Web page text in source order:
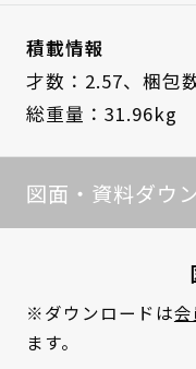
積載情報
才数：2.57、 梱包
総重量：31.96kg
図面・資料ダウ
※ダウンロードは
ます。